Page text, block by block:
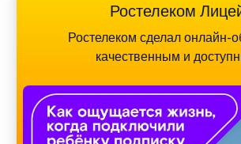
Ростелеком
Ростелеком сделал онлайн-
качественным и